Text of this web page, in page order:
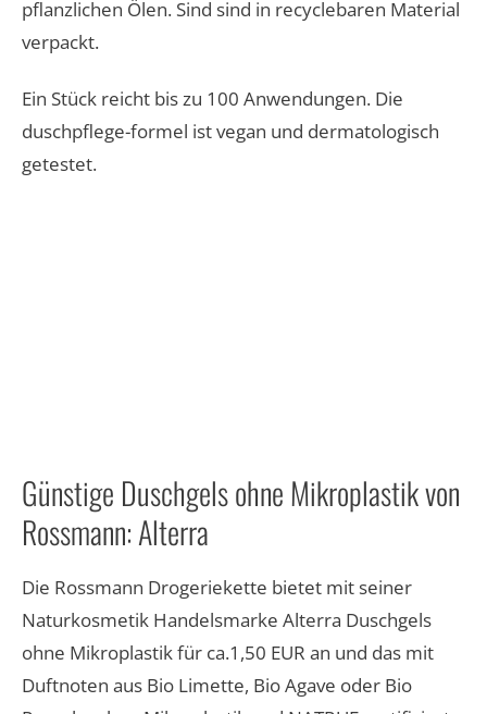
pflanzlichen Ölen. Sind sind in recycle​baren Material
verpackt. ​
Ein Stück reicht bis zu 100 Anwendungen. Die
duschpflege-formel ist vegan und dermatologisch
getestet.
Günstige Duschgels ohne Mikroplastik von
Rossmann: Alterra
Die Rossmann Drogeriekette bietet mit seiner
Naturkosmetik Handelsmarke Alterra Duschgels
ohne Mikroplastik für ca.1,50 EUR an und das mit
Duftnoten aus Bio Limette, Bio Agave oder Bio